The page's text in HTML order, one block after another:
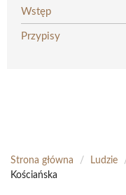
Wstęp
Przypisy
Strona główna / Ludzie
Kościańska